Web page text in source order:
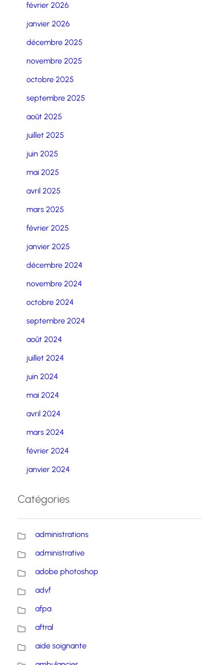
février 2026
janvier 2026
décembre 2025
novembre 2025
octobre 2025
septembre 2025
août 2025
juillet 2025
juin 2025
mai 2025
avril 2025
mars 2025
février 2025
janvier 2025
décembre 2024
novembre 2024
octobre 2024
septembre 2024
août 2024
juillet 2024
juin 2024
mai 2024
avril 2024
mars 2024
février 2024
janvier 2024
Catégories
administrations
administrative
adobe photoshop
advf
afpa
aftral
aide soignante